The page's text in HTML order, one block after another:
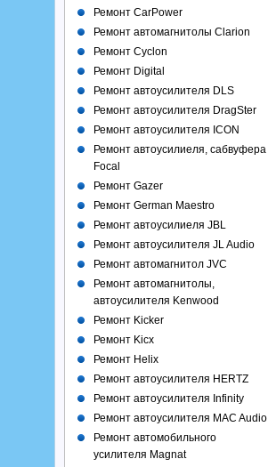
Ремонт CarPower
Ремонт автомагнитолы Clarion
Ремонт Cyclon
Ремонт Digital
Ремонт автоусилителя DLS
Ремонт автоусилителя DragSter
Ремонт автоусилителя ICON
Ремонт автоусилиеля, сабвуфера
Focal
Ремонт Gazer
Ремонт German Maestro
Ремонт автоусилиеля JBL
Ремонт автоусилителя JL Audio
Ремонт автомагнитол JVC
Ремонт автомагнитолы,
автоусилителя Kenwood
Ремонт Kicker
Ремонт Kicx
Ремонт Helix
Ремонт автоусилителя HERTZ
Ремонт автоусилителя Infinity
Ремонт автоусилителя MAC Audio
Ремонт автомобильного
усилителя Magnat